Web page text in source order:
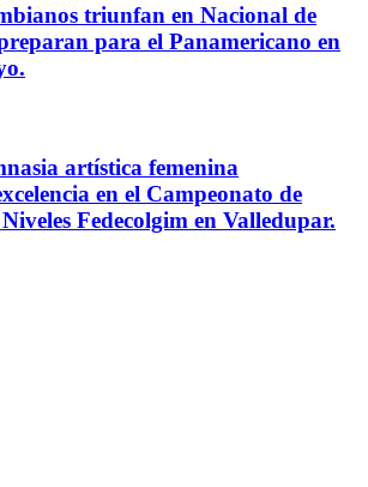
triunfan en Nacional de
para el Panamericano en
artística femenina
en el Campeonato de
Fedecolgim en Valledupar.